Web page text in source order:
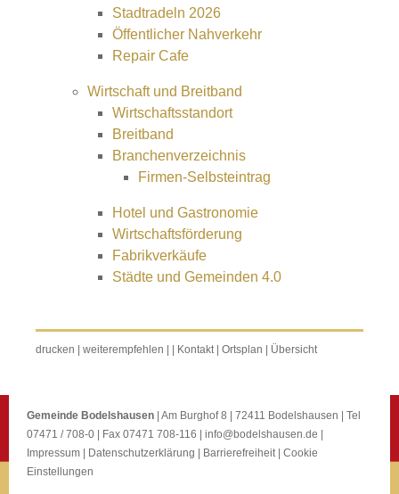
Stadtradeln 2026
Öffentlicher Nahverkehr
Repair Cafe
Wirtschaft und Breitband
Wirtschaftsstandort
Breitband
Branchenverzeichnis
Firmen-Selbsteintrag
Hotel und Gastronomie
Wirtschaftsförderung
Fabrikverkäufe
Städte und Gemeinden 4.0
drucken | weiterempfehlen | | Kontakt | Ortsplan | Übersicht
Gemeinde Bodelshausen | Am Burghof 8 | 72411 Bodelshausen | Tel
07471 / 708-0 | Fax 07471 708-116 | info@bodelshausen.de |
Impressum | Datenschutzerklärung | Barrierefreiheit | Cookie
Einstellungen